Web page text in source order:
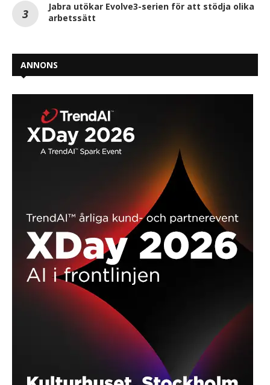
Jabra utökar Evolve3-serien för att stödja olika
arbetssätt
ANNONS